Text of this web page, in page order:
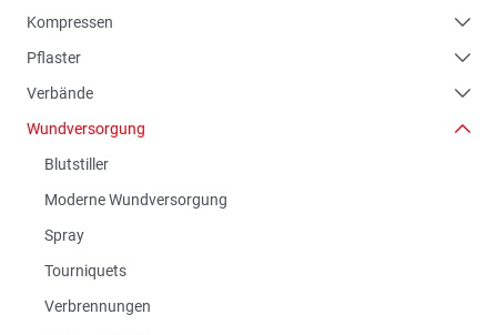
Kompressen
Pflaster
Verbände
Wundversorgung
Blutstiller
Moderne Wundversorgung
Spray
Tourniquets
Verbrennungen